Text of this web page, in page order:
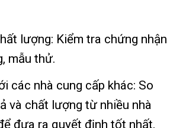
lượng: Kiểm tra chứng nhận
mẫu thử.
các nhà cung cấp khác: So
và chất lượng từ nhiều nhà
đưa ra quyết định tốt nhất.